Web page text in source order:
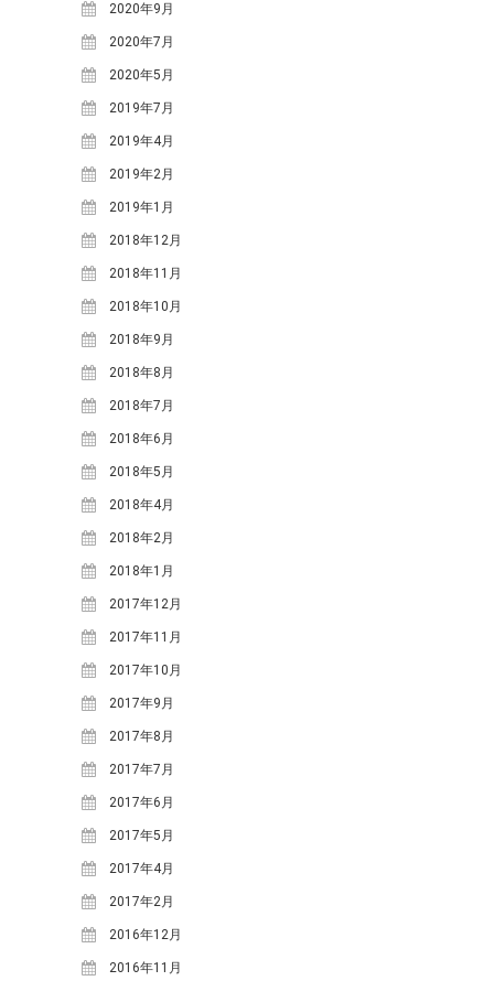
2025年3月(1)
2024年12月 (1)
2024年10月 (2)
2024年8月(2)
2024年5月(1)
2024年3月(1)
2023年12月 (1)
2023年7月(2)
2023年5月(3)
2023年4月(1)
2022年6月(1)
2021年11月 (1)
2021年9月(2)
2021年6月(1)
2021年3月(1)
2020年10月 (1)
2020年9月(2)
2020年7月(1)
2020年5月(1)
2019年7月(1)
2019年4月(1)
2019年2月(2)
2019年1月(1)
2018年12月 (1)
2018年11月 (2)
2018年10月 (2)
2018年9月(2)
2018年8月(5)
2018年7月(3)
2020年9月
2020年7月
2020年5月
2019年7月
2019年4月
2019年2月
2019年1月
2018年12月
2018年11月
2018年10月
2018年9月
2018年8月
2018年7月
2018年6月
2018年5月
2018年4月
2018年2月
2018年1月
2017年12月
2017年11月
2017年10月
2017年9月
2017年8月
2017年7月
2017年6月
2017年5月
2017年4月
2017年2月
2016年12月
2016年11月